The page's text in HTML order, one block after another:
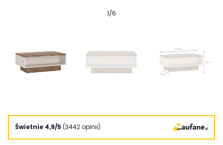
1/6
Świetnie 4,9/5 (3442 opinii)